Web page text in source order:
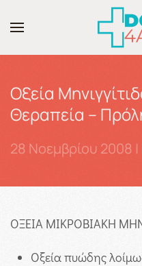
Skip to main content
Οξεία
Θεραπεία –
28 Νοεμβρίου 2008 |
ΟΞΕΙΑ ΜΙΚΡΟΒΙΑΚΗ
Οξεία πυώδης